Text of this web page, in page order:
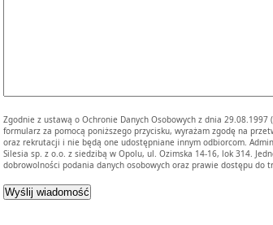
Zgodnie z ustawą o Ochronie Danych Osobowych z dnia
formularz za pomocą poniższego przycisku, wyrażam zgodę na
oraz rekrutacji i nie będą one udostępniane innym odbiorcom.
Silesia sp. z o.o. z siedzibą w Opolu, ul. Ozimska 14-16, lok 314.
dobrowolności podania danych osobowych oraz prawie dostępu do
Kurs spawania
MAG i TIG